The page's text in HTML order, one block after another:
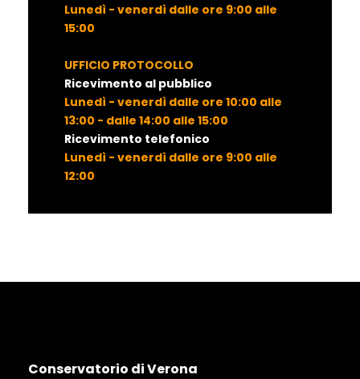
Lunedì - venerdì dalle ore 9:00 alle
15:00
UFFICIO PROTOCOLLO
Ricevimento al pubblico
Lunedì - venerdì dalle ore 10:00 alle
13:00 - dalle 14:00 alle 15:00
Ricevimento telefonico
Lunedì - venerdì dalle ore 9:00 alle
12:00
Conservatorio di Verona